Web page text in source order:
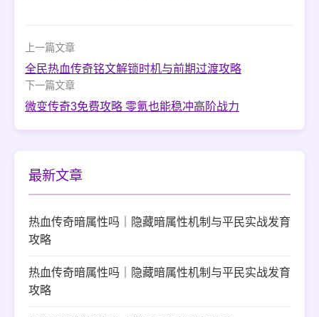
上一篇文章
全民热血传奇铭文解锁时机与前期过渡攻略
下一篇文章
微变传奇3免费攻略 零氪也能稳冲高阶战力
最新文章
热血传奇暗属性吗｜隐藏暗属性机制与平民实战发育
攻略
热血传奇暗属性吗｜隐藏暗属性机制与平民实战发育
攻略